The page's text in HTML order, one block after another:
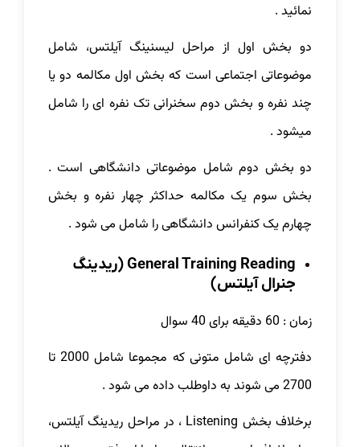
نمائید .
دو بخش اول از مراحل لیسنینگ آیلتس، شامل
موضوعاتی اجتماعی است که بخش اول مکالمه دو یا
چند نفره و بخش دوم سخنرانی تک نفره ای را شامل
میشود .
دو بخش دوم شامل موضوعاتی دانشگاهی است .
بخش سوم یک مکالمه حداکثر چهار نفره و بخش
چهارم یک کنفرانس دانشگاهی را شامل می شود .
General Training Reading (ریدینگ
جنرال آیلتس)
زمان : 60 دقیقه برای 40 سوال
دفترچه ای شامل متونی که مجموعا شامل 2000 تا
2700 می شوند به داوطلب داده می شود .
برخلاف بخش Listening ، در مراحل ریدینگ آیلتس،